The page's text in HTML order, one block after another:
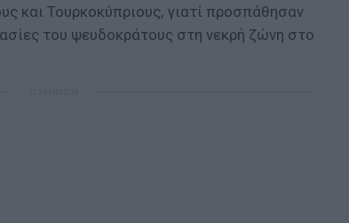
και Τουρκοκύπριους, γιατί προσπάθησαν
του ψευδοκράτους στη νεκρή ζώνη στο